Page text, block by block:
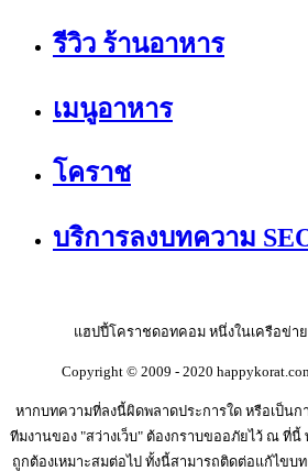
รีวิว ร้านอาหาร
เมนูอาหาร
โคราช
บริการลงบทความ
แฮปปี้โคราชดอทคอม หนึ่งในเครือข่าย
Copyright © 2009 - 2020
หากบทความที่ลงนี้ผิดพลาดประการใด หรือเป็นก
ทีมงานของ "สว่างเว็บ" ต้องกราบขออภัยไว้ ณ ที่
ถูกต้องเหมาะสมต่อไป ทั้งนี้สามารถติดต่อแก้ไขบ